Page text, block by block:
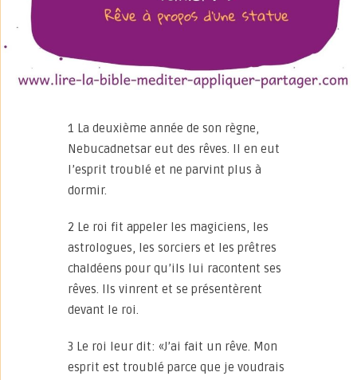
1 La deuxième année de son règne,
Nebucadnetsar eut des rêves. Il en eut
l’esprit troublé et ne parvint plus à
dormir.
2 Le roi fit appeler les magiciens, les
astrologues, les sorciers et les prêtres
chaldéens pour qu’ils lui racontent ses
rêves. Ils vinrent et se présentèrent
devant le roi.
3 Le roi leur dit: «J’ai fait un rêve. Mon
esprit est troublé parce que je voudrais